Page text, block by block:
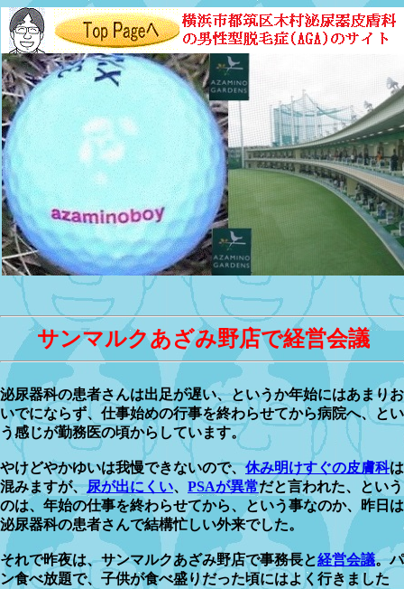
サンマルクあざみ野店で経営会議
泌尿器科の患者さんは出足が遅い、というか年始にはあまりお
いでにならず、仕事始めの行事を終わらせてから病院へ、とい
う感じが勤務医の頃からしています。
やけどやかゆいは我慢できないので、休み明けすぐの皮膚科は
混みますが、尿が出にくい、 PSAが異常だと言われた、という
のは、年始の仕事を終わらせてから、という事なのか、昨日は
泌尿器科の患者さんで結構忙しい外来でした。
それで昨夜は、サンマルクあざみ野店で事務長と経営会議。パ
ン食べ放題で、子供が食べ盛りだった頃にはよく行きました